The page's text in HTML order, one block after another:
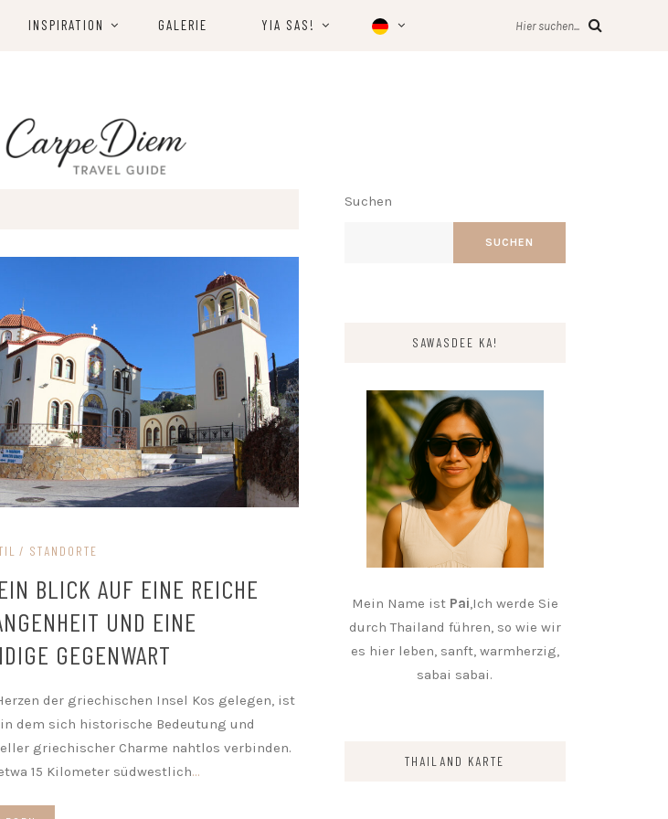
INSPIRATION GALERIE YIA SAS! Hier suchen...
STANDORTE
BLICK AUF EINE REICHE
UND EINE
GEGENWART
der griechischen Insel Kos gelegen, ist
dem sich historische Bedeutung und
griechischer Charme nahtlos verbinden.
15 Kilometer südwestlich...
Suchen
SUCHEN
SAWASDEE KA!
Mein Name ist Pai,Ich werde Sie
durch Thailand führen, so wie wir
es hier leben, sanft, warmherzig,
sabai sabai.
THAILAND KARTE